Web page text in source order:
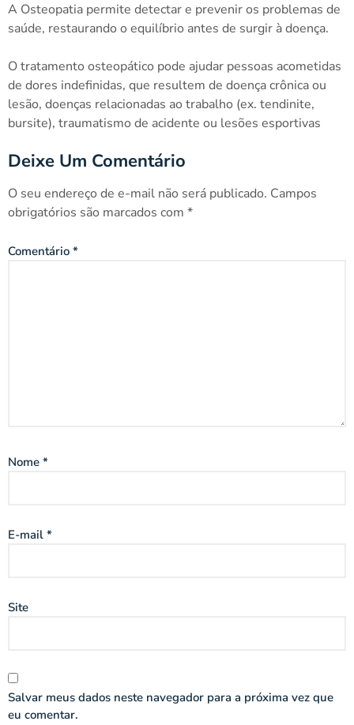
A Osteopatia permite detectar e prevenir os problemas de
saúde, restaurando o equilíbrio antes de surgir à doença.
O tratamento osteopático pode ajudar pessoas acometidas
de dores indefinidas, que resultem de doença crônica ou
lesão, doenças relacionadas ao trabalho (ex. tendinite,
bursite), traumatismo de acidente ou lesões esportivas
Deixe Um Comentário
O seu endereço de e-mail não será publicado. Campos
obrigatórios são marcados com *
Comentário *
Nome *
E-mail *
Site
Salvar meus dados neste navegador para a próxima vez que
eu comentar.